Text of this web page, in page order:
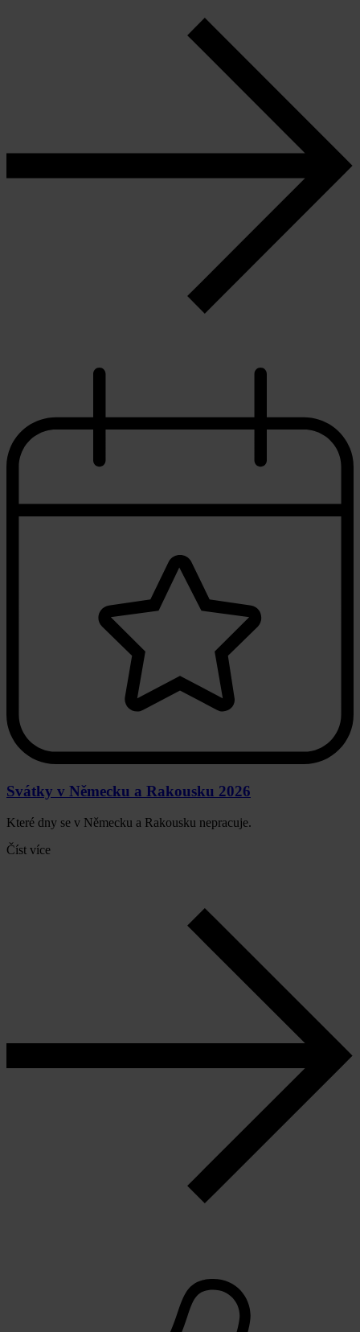
Svátky v Německu a Rakousku 2026
Které dny se v Německu a Rakousku nepracuje.
Číst více